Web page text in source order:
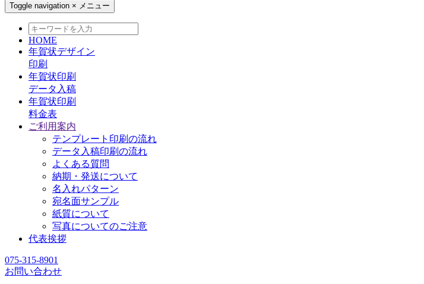
Toggle navigation × メニュー
HOME
年賀状デザイン
印刷
年賀状印刷
データ入稿
年賀状印刷
料金表
ご利用案内
テンプレート印刷の流れ
データ入稿印刷の流れ
よくある質問
納期・発送について
名入れパターン
宛名面サンプル
紙質について
写真についてのご注意
代表挨拶
075-315-8901
お問い合わせ